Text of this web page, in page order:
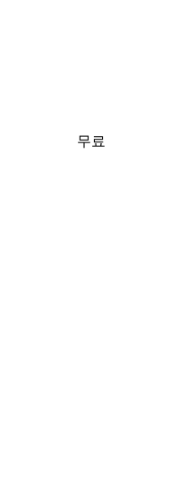
무료